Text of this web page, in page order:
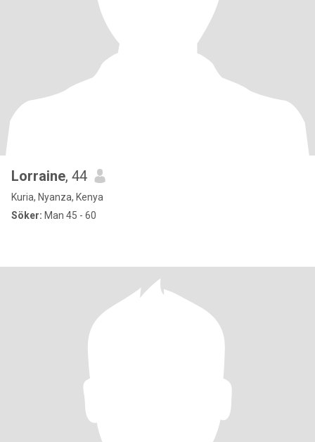
Lorraine, 44
Kuria, Nyanza, Kenya
Söker: Man 45 - 60